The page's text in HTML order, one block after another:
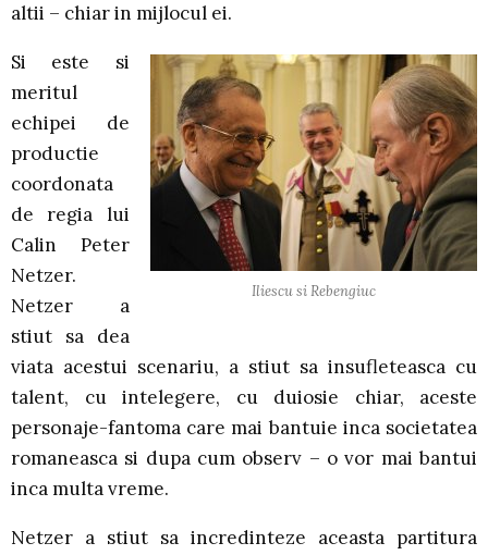
altii – chiar in mijlocul ei.
Iliescu si Rebengiuc
Si este si
meritul
echipei de
productie
coordonata
de regia lui
Calin Peter
Netzer.
Netzer a
stiut sa dea
viata acestui scenariu, a stiut sa insufleteasca cu
talent, cu intelegere, cu duiosie chiar, aceste
personaje-fantoma care mai bantuie inca societatea
romaneasca si dupa cum observ – o vor mai bantui
inca multa vreme.
Netzer a stiut sa incredinteze aceasta partitura